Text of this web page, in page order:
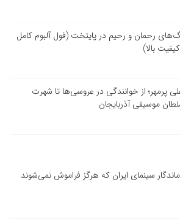
رحمان و رحیم در پایتخت (فول آلبوم کامل
پرمهر؛ از خوانندگی در عروسی‌ها تا شهرت
موسیقی آذربایجان
سینمای ایران که هرگز فراموش نمی‌شوند